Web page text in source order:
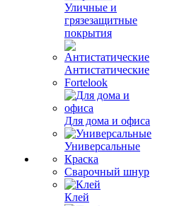
Уличные и
грязезащитные
покрытия
Антистатические
Fortelook
Для дома и офиса
Универсальные
Краска
Сварочный шнур
Клей